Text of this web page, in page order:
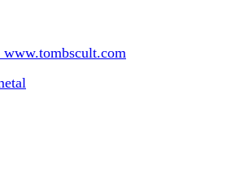
www.tombscult.com